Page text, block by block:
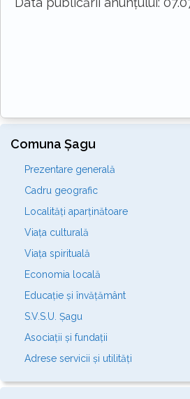
Comuna Șagu
Prezentare generală
Cadru geografic
Localități aparținătoare
Viața culturală
Viața spirituală
Economia locală
Educație și învățământ
S.V.S.U. Șagu
Asociații și fundații
Adrese servicii și utilități